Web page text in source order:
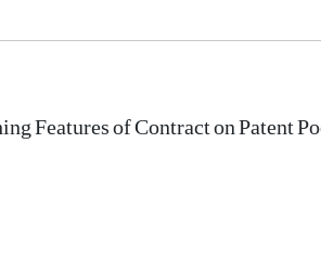
Features of Contract on Patent